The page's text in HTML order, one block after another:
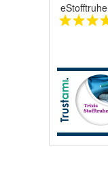
eStofftruhe